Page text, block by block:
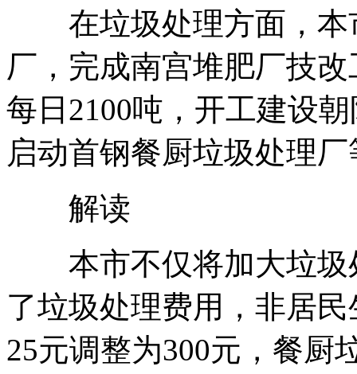
在垃圾处理方面，本
厂，完成南宫堆肥厂技
每日2100吨，开工建设
启动首钢餐厨垃圾处理
解读
本市不仅将加大垃圾
了垃圾处理费用，非居
25元调整为300元，餐厨